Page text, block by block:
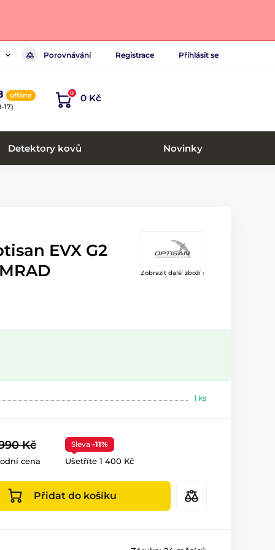
Porovnávání Registrace Přihlásit se
offline
17)
0 0 Kč
Detektory kovů Novinky
Zobrazit další zboží ›
EVX G2
1 ks
Kč
cena
Sleva -11%
Ušetříte 1 400 Kč
Přidat do košíku